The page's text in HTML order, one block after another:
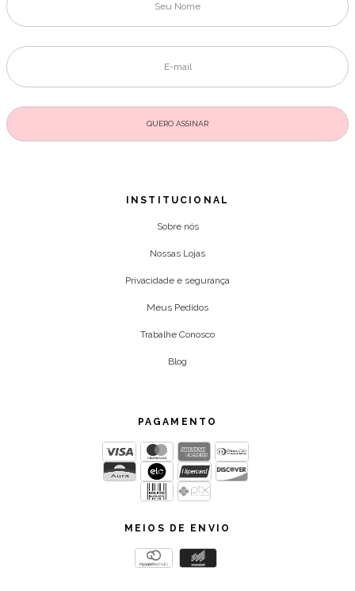
INSTITUCIONAL
Sobre nós
Nossas Lojas
Privacidade e segurança
Meus Pedidos
Trabalhe Conosco
Blog
PAGAMENTO
MEIOS DE ENVIO